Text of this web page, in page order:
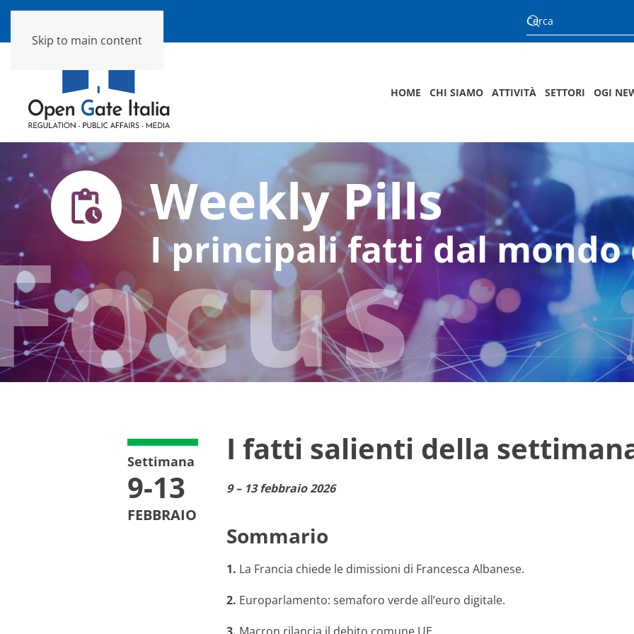
Skip to main content
HOME CHI SIAMO ATTIVITÀ SETTORI OGI
Weekly Pills
I principali fatti dal
Settimana
9-13
FEBBRAIO
I fatti salienti della
9 – 13 febbraio 2026
Sommario
1. La Francia chiede le dimissioni di Francesca Albanese.
2. Europarlamento: semaforo verde all’euro digitale.